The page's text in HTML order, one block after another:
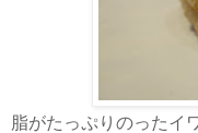
脂がたっぷりのったイ